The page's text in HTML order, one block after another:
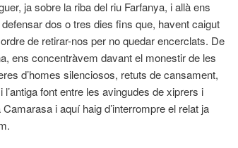
ja sobre la riba del riu Farfanya, i allà ens
dos o tres dies fins que, havent caigut
de retirar-nos per no quedar encerclats. De
ens concentràvem davant el monestir de les
d’homes silenciosos, retuts de cansament,
font entre les avingudes de xiprers i
i aquí haig d’inter­rompre el relat ja